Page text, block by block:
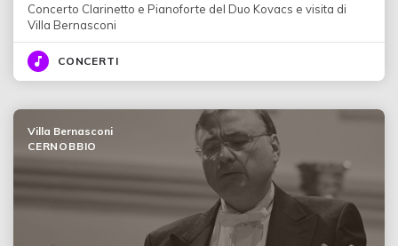
Concerto Clarinetto e Pianoforte del Duo Kovacs e visita di
Villa Bernasconi
CONCERTI
Villa Bernasconi
CERNOBBIO